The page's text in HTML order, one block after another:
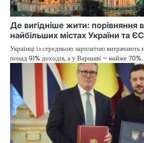
Де вигідніше жити: порівняння
найбільших містах України та ЄС
Українці із середньою зарплатою витрачають
понад 91% доходів, а у Варшаві – майже